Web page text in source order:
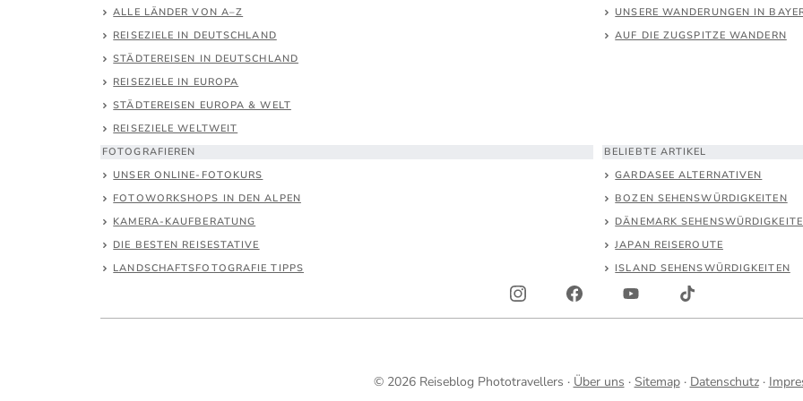
ALLE LÄNDER VON A–Z
REISEZIELE IN DEUTSCHLAND
STÄDTEREISEN IN DEUTSCHLAND
REISEZIELE IN EUROPA
STÄDTEREISEN EUROPA & WELT
REISEZIELE WELTWEIT
UNSERE WANDERUNGEN IN
AUF DIE ZUGSPITZE WANDERN
FOTOGRAFIEREN
UNSER ONLINE-FOTOKURS
FOTOWORKSHOPS IN DEN ALPEN
KAMERA-KAUFBERATUNG
DIE BESTEN REISESTATIVE
LANDSCHAFTSFOTOGRAFIE TIPPS
BELIEBTE ARTIKEL
GARDASEE ALTERNATIVEN
BOZEN SEHENSWÜRDIGKEITEN
DÄNEMARK
JAPAN REISEROUTE
ISLAND SEHENSWÜRDIGKEITEN
© 2026 Reiseblog Phototravellers · Über uns · Sitemap· Datenschutz·